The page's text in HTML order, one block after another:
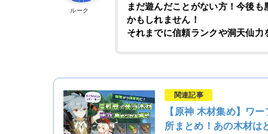
ルーク
まだ遊んだことがない方！今後
かもしれません！
それまでに信頼ランクや洞天仙
関連記事
【原神 木材集め】ワ
所まとめ！あの木材は